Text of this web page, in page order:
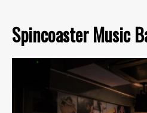
Spincoaster Music